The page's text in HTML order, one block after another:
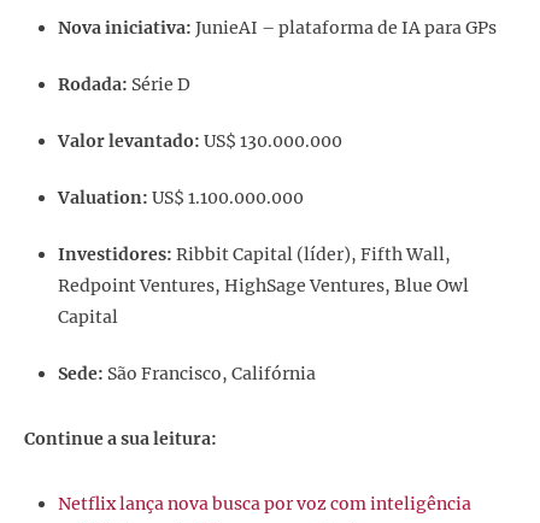
Nova iniciativa: JunieAI – plataforma de IA para GPs
Rodada: Série D
Valor levantado: US$ 130.000.000
Valuation: US$ 1.100.000.000
Investidores: Ribbit Capital (líder), Fifth Wall,
Redpoint Ventures, HighSage Ventures, Blue Owl
Capital
Sede: São Francisco, Califórnia
Continue a sua leitura:
Netflix lança nova busca por voz com inteligência